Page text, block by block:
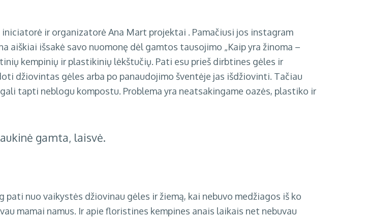
iniciatorė ir organizatorė Ana Mart projektai . Pamačiusi jos instagram
aiškiai išsakė savo nuomonę dėl gamtos tausojimo „Kaip yra žinoma –
kempinių ir plastikinių lėkštučių. Pati esu prieš dirbtines gėles ir
džiovintas gėles arba po panaudojimo šventėje jas išdžiovinti. Tačiau
tapti neblogu kompostu. Problema yra neatsakingame oazės, plastiko ir
gamta, laisvė.
nuo vaikystės džiovinau gėles ir žiemą, kai nebuvo medžiagos iš ko
mamai namus. Ir apie floristines kempines anais laikais net nebuvau